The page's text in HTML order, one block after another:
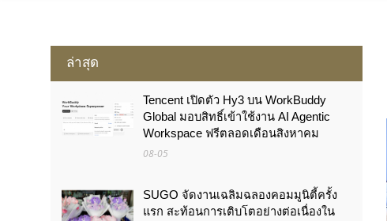
ล่าสุด
Tencent เปิดตัว Hy3 บน WorkBuddy
Global มอบสิทธิ์เข้าใช้งาน AI Agentic
Workspace ฟรีตลอดเดือนสิงหาคม
08-05
SUGO จัดงานเฉลิมฉลองคอมมูนิตี้ครั้ง
แรก สะท้อนการเติบโตอย่างต่อเนื่องใน